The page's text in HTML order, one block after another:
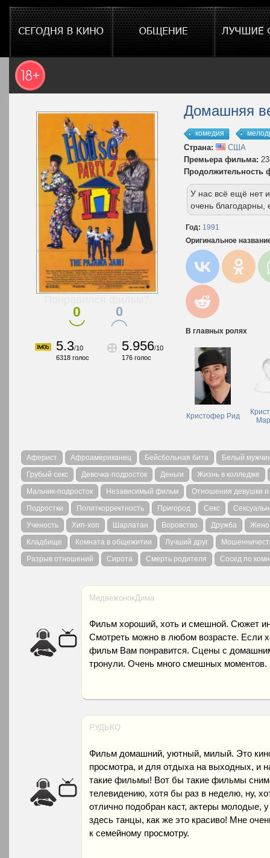
0 0
5.3/10
6318 голос
5.956/10
176 голос
Домашняя
комедия
Страна:
США
Премьера фильма:
Продолжительность
У нас всё ещё нет
очень благодарны,
Год: 1991
Оригинальное
В главных ролях
Кристофер Рид
Аферист Афроамериканец Бейсбольная бита
Белый
Грубый секс
Девочка-подросток Деньги
Жизнь в колледже
Мальчик-подросток
Независимый фильм
Отношения девушки и
Подростки
Политкорректность Пригород Секс
Ученость
Хип-хоп Шарлатан Воровство Дружба
Кладбище
Комната в общежитии Лучший друг
Разрыв отношений
Сирота Смерть родителя Сосед по
МедвежонокДима
Фильм хороший, хоть и смешной. Сюжет
Смотреть можно в любом возрасте. Если
фильм Вам понравится. Сцены с
тронули. Очень много смешных моментов.
РУДЬКО
Фильм домашний, уютный, милый. Это
просмотра, и для отдыха на выходных, и
такие фильмы! Вот бы такие фильмы
телевидению, хотя бы раз в неделю, ну,
отлично подобран каст, актеры молодые,
здесь танцы, как же это красиво! Мне
к семейному просмотру.